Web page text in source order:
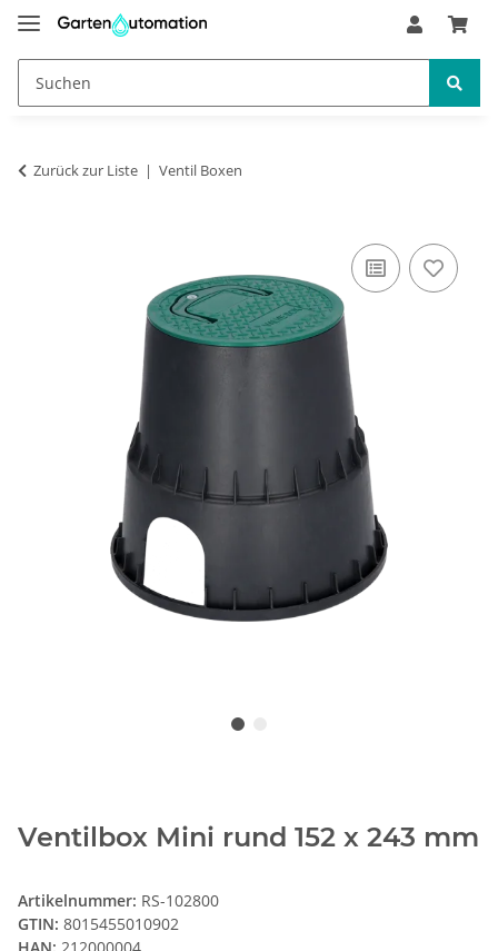
Zurück zur Liste Ventil Boxen
Ventilbox Mini rund 152 x 243 mm
Artikelnummer: RS-102800
GTIN: 8015455010902